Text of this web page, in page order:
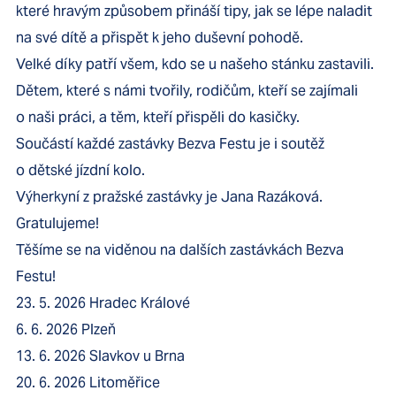
které hravým způsobem přináší tipy, jak se lépe naladit
na své dítě a přispět k jeho duševní pohodě.
Velké díky patří všem, kdo se u našeho stánku zastavili.
Dětem, které s námi tvořily, rodičům, kteří se zajímali
o naši práci, a těm, kteří přispěli do kasičky.
Součástí každé zastávky Bezva Festu je i soutěž
o dětské jízdní kolo.
Výherkyní z pražské zastávky je Jana Razáková.
Gratulujeme!
Těšíme se na viděnou na dalších zastávkách Bezva
Festu!
23. 5. 2026 Hradec Králové
6. 6. 2026 Plzeň
13. 6. 2026 Slavkov u Brna
20. 6. 2026 Litoměřice